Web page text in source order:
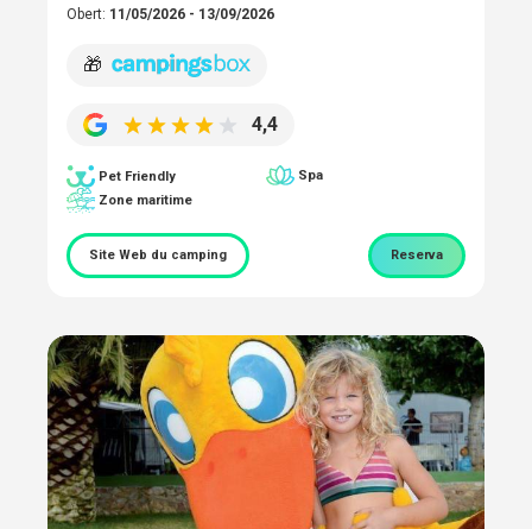
Obert: 11/05/2026 - 13/09/2026
🎁
4,4
Pet Friendly
Spa
Zone maritime
Site Web du camping Reserva